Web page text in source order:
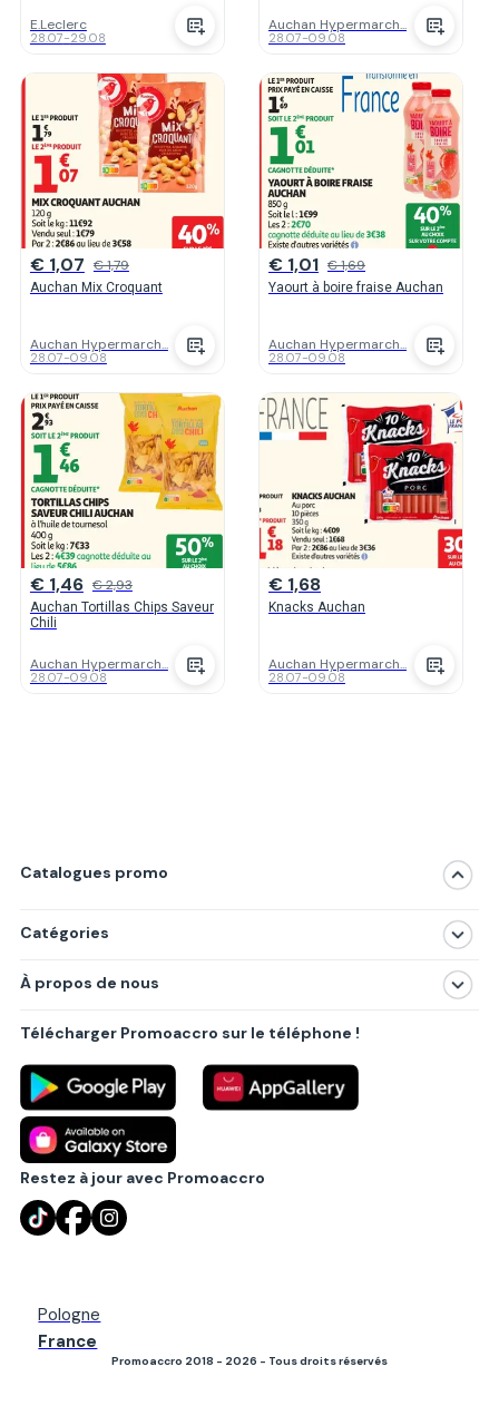
E.Leclerc
28.07-29.08
Auchan Hypermarch...
28.07-09.08
€ 1,07 € 1,79
Auchan Mix Croquant
Auchan Hypermarch...
28.07-09.08
€ 1,01 € 1,69
Yaourt à boire fraise Auchan
Auchan Hypermarch...
28.07-09.08
€ 1,46 € 2,93
Auchan Tortillas Chips Saveur
Chili
Auchan Hypermarch...
28.07-09.08
€ 1,68
Knacks Auchan
Auchan Hypermarch...
28.07-09.08
Catalogues promo
Catégories
Produits
Villes principales
À propos de nous
Politique de confidentialité
Règlements
Partenariat B2B
Blog
Contact
Télécharger Promoaccro sur le téléphone !
Restez à jour avec Promoaccro
Pologne
France
Promoaccro 2018 - 2026 - Tous droits réservés